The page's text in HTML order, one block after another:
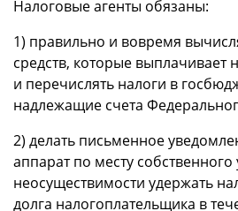
Налоговые агенты обязаны:
1) правильно и вовремя
средств, которые выплачивает
и перечислять налоги в
надлежащие счета
2) делать письменное
аппарат по месту собственного
неосуществимости удержать
долга налогоплательщика в